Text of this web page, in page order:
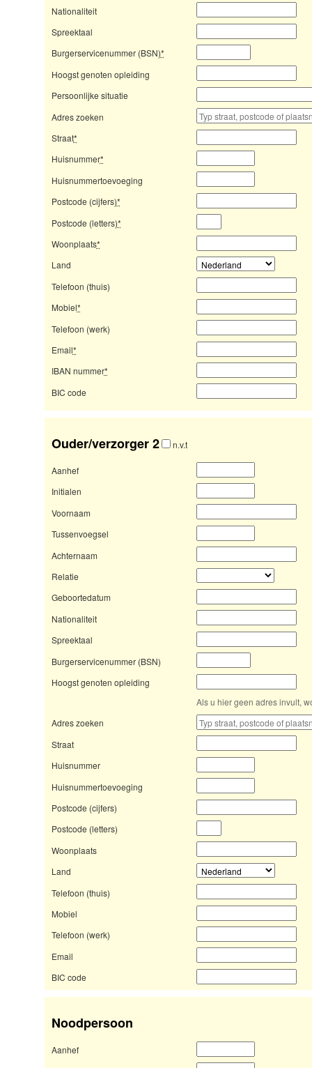
Nationaliteit
Spreektaal
Burgerservicenummer (BSN)*
Hoogst genoten opleiding
Persoonlijke situatie
Adres zoeken
Straat*
Huisnummer*
Huisnummertoevoeging
Postcode (cijfers)*
Postcode (letters)*
Woonplaats*
Land
Telefoon (thuis)
Mobiel*
Telefoon (werk)
Email*
IBAN nummer*
BIC code
Ouder/verzorger 2 n.v.t
Aanhef
Initialen
Voornaam
Tussenvoegsel
Achternaam
Relatie
Geboortedatum
Nationaliteit
Spreektaal
Burgerservicenummer (BSN)
Hoogst genoten opleiding
Als u hier geen adres invult,
Adres zoeken
Straat
Huisnummer
Huisnummertoevoeging
Postcode (cijfers)
Postcode (letters)
Woonplaats
Land
Telefoon (thuis)
Mobiel
Telefoon (werk)
Email
BIC code
Noodpersoon
Aanhef